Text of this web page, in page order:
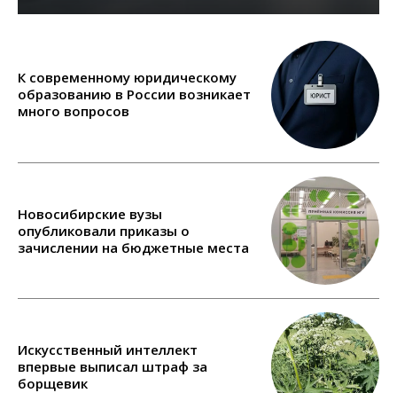
К современному юридическому
образованию в России возникает
много вопросов
Новосибирские вузы
опубликовали приказы о
зачислении на бюджетные места
Искусственный интеллект
впервые выписал штраф за
борщевик